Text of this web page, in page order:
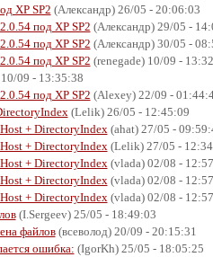
XP SP2 (Александр) 26/05 - 20:06:03
под XP SP2 (Александр) 29/05 -
под XP SP2 (Александр) 30/05 -
под XP SP2 (renegade) 10/09 -
10/09 - 13:35:38
под XP SP2 (Alexey) 22/09 -
(Lelik) 26/05 - 12:45:09
+ DirectoryIndex (ahat) 27/05 -
+ DirectoryIndex (Lelik) 27/05 -
+ DirectoryIndex (vlada) 02/08 -
+ DirectoryIndex (vlada) 02/08 -
+ DirectoryIndex (vlada) 02/08 -
(I.Sergeev) 25/05 - 18:49:03
файлов(всеволод) 20/09 - 20:15:31
ошибка: (IgorKh) 25/05 - 18:05:25